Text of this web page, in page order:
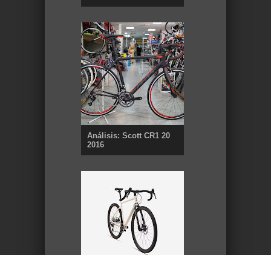
Análisis: Scott CR1 20
2016